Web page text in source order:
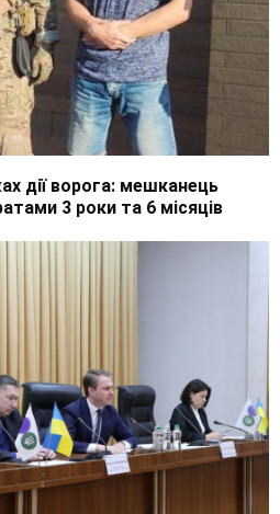
дії ворога: мешканець
3 роки та 6 місяців